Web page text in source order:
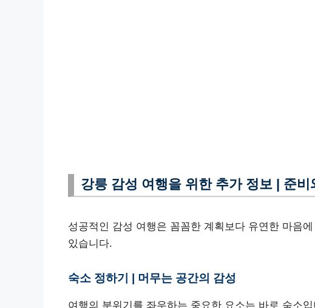
강릉 감성 여행을 위한 추가 정보 | 준비
성공적인 감성 여행은 꼼꼼한 계획보다 유연한 마음
있습니다.
숙소 정하기 | 머무는 공간의 감성
여행의 분위기를 좌우하는 중요한 요소는 바로 숙소